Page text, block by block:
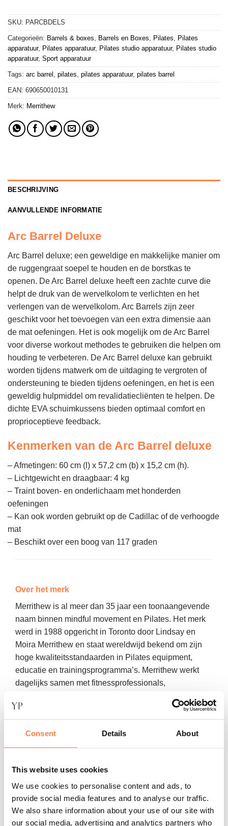
Consent Details About
This website uses cookies
We use cookies to personalise content and ads, to
provide social media features and to analyse our traffic.
We also share information about your use of our site with
our social media, advertising and analytics partners who
SKU: PARCBDELS
Categorieën: Barrels & boxes Barrels en Boxes Pilates
Pilates
apparatuur, Pilates apparatuur, Pilates studio apparatuur, Pilates studio
apparatuur, Sport apparatuur
Tags: arc barrel pilates pilates apparatuur, pilates barrel
EAN: 690650010131
Merk: Merrithew
BESCHRIJVING
AANVULLENDE INFORMATIE
Arc Barrel Deluxe
Arc Barrel deluxe; een geweldige en makkelijke manier om
de ruggengraat soepel te houden en de borstkas te
openen. De Arc Barrel deluxe heeft een zachte curve die
helpt de druk van de wervelkolom te verlichten en het
verlengen van de wervelkolom. Arc Barrels zijn zeer
geschikt voor het toevoegen van een extra dimensie aan
de mat oefeningen. Het is ook mogelijk om de Arc Barrel
voor diverse workout methodes te gebruiken die helpen om
houding te verbeteren. De Arc Barrel deluxe kan gebruikt
worden tijdens matwerk om de uitdaging te vergroten of
ondersteuning te bieden tijdens oefeningen, en het is een
geweldig hulpmiddel om revalidatiecliënten te helpen. De
dichte EVA schuimkussens bieden optimaal comfort en
proprioceptieve feedback.
Kenmerken van de Arc Barrel deluxe
– Afmetingen: 60 cm (l) x 57,2 cm (b) x 15,2 cm (h).
– Lichtgewicht en draagbaar: 4 kg
– Traint boven- en onderlichaam met honderden
oefeningen
– Kan ook worden gebruikt op de Cadillac of de verhoogde
mat
– Beschikt over een boog van 117 graden
Over het merk
Merrithew is al meer dan 35 jaar een toonaangevende
naam binnen mindful movement en Pilates. Het merk
werd in 1988 opgericht in Toronto door Lindsay en
Moira Merrithew en staat wereldwijd bekend om zijn
hoge kwaliteitsstandaarden in Pilates equipment,
educatie en trainingsprogramma’s. Merrithew werkt
dagelijks samen met fitnessprofessionals,
Wat Merrithew uniek maakt, is de ontwikkeling van de
STOTT PILATES®-methode, waarin moderne
Merrithew bekend als The Professional’s Choice: van
duurzame Reformers en Stability Chairs tot slimme
accessoires voor mat- en apparatuurtraining. Met meer
dan 90.000 opgeleide instructeurs wereldwijd is
Merrithew een merk dat staat voor kwaliteit, innovatie